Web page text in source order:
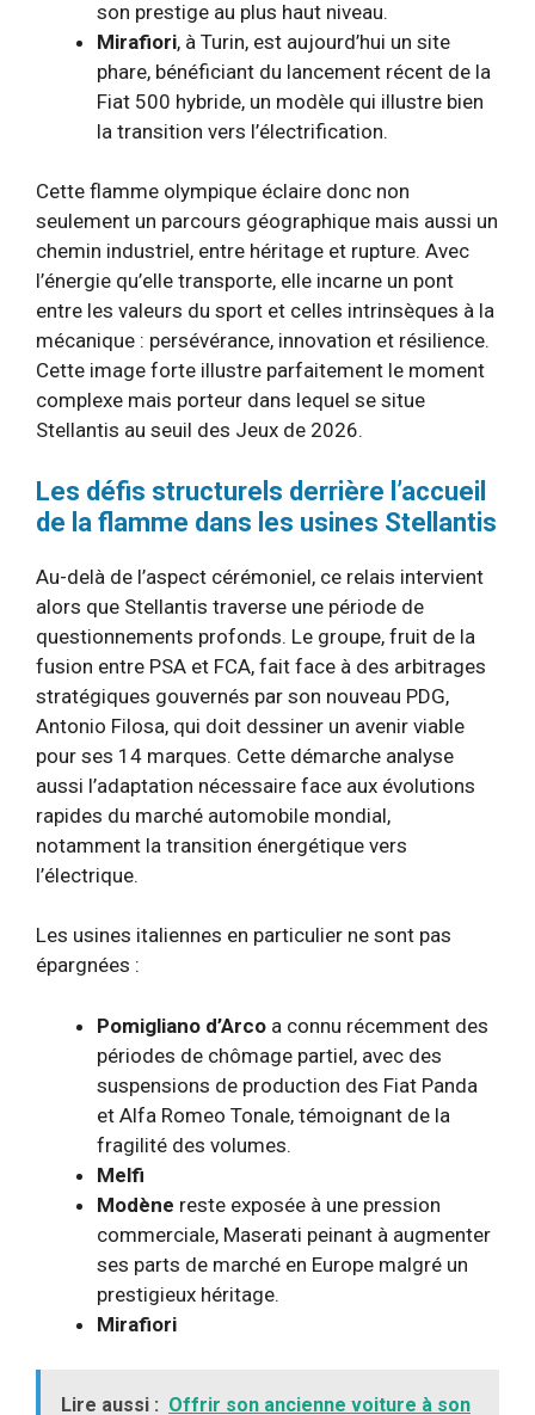
son prestige au plus haut niveau.
Mirafiori, à Turin, est aujourd’hui un site
phare, bénéficiant du lancement récent de la
Fiat 500 hybride, un modèle qui illustre bien
la transition vers l’électrification.
Cette flamme olympique éclaire donc non
seulement un parcours géographique mais aussi un
chemin industriel, entre héritage et rupture. Avec
l’énergie qu’elle transporte, elle incarne un pont
entre les valeurs du sport et celles intrinsèques à la
mécanique : persévérance, innovation et résilience.
Cette image forte illustre parfaitement le moment
complexe mais porteur dans lequel se situe
Stellantis au seuil des Jeux de 2026.
Les défis structurels derrière l’accueil
de la flamme dans les usines Stellantis
Au-delà de l’aspect cérémoniel, ce relais intervient
alors que Stellantis traverse une période de
questionnements profonds. Le groupe, fruit de la
fusion entre PSA et FCA, fait face à des arbitrages
stratégiques gouvernés par son nouveau PDG,
Antonio Filosa, qui doit dessiner un avenir viable
pour ses 14 marques. Cette démarche analyse
aussi l’adaptation nécessaire face aux évolutions
rapides du marché automobile mondial,
notamment la transition énergétique vers
l’électrique.
Les usines italiennes en particulier ne sont pas
épargnées :
Pomigliano d’Arco a connu récemment des
périodes de chômage partiel, avec des
suspensions de production des Fiat Panda
et Alfa Romeo Tonale, témoignant de la
fragilité des volumes.
Melfi
Modène reste exposée à une pression
commerciale, Maserati peinant à augmenter
ses parts de marché en Europe malgré un
prestigieux héritage.
Mirafiori
Lire aussi : Offrir son ancienne voiture à son